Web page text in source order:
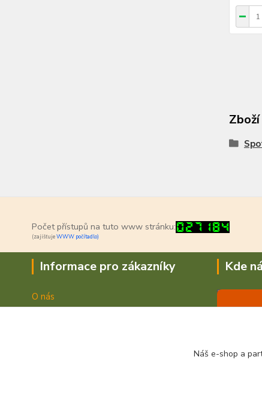
Počet přístupů na tuto www stránku:
(zajišťujeWWW počítadlo)
Informace pro zákazníky
O nás
Jak nakupovat
Kde
Náš e-shop a